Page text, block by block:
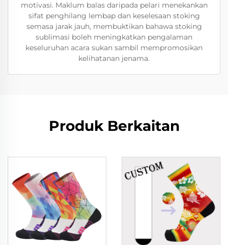
motivasi. Maklum balas daripada pelari menekankan
sifat penghilang lembap dan keselesaan stoking
semasa jarak jauh, membuktikan bahawa stoking
sublimasi boleh meningkatkan pengalaman
keseluruhan acara sukan sambil mempromosikan
kelihatanan jenama.
Produk Berkaitan